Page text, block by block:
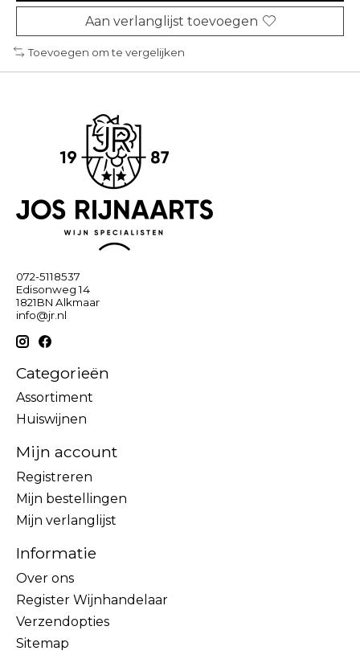
Aan verlanglijst toevoegen
Toevoegen om te vergelijken
072-5118537
Edisonweg 14
1821BN Alkmaar
info@jr.nl
Categorieën
Assortiment
Huiswijnen
Mijn account
Registreren
Mijn bestellingen
Mijn verlanglijst
Informatie
Over ons
Register Wijnhandelaar
Verzendopties
Sitemap